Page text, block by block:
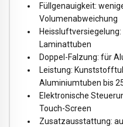
Füllgenauigkeit:
Volumenabweichung
Laminattuben
Doppel-Falzung: für
Leistung:
Aluminiumtuben bis
Elektronische
Touch-Screen
Zusatzausstattung: